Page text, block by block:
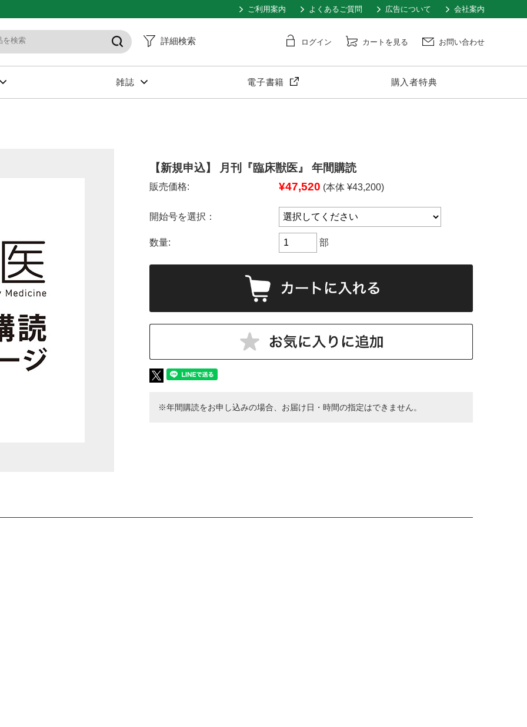
ご利用案内 よくあるご質問 広告について 会社案内
詳細検索 ログイン カートを見る お問い合わせ
雑誌 電子書籍 購入者特典
【新規申込】 月刊『臨床獣医』 年間購読
販売価格: ¥47,520 (本体 ¥43,200)
開始号を選択：
数量: 部
※年間購読をお申し込みの場合、お届け日・時間の指定はできません。